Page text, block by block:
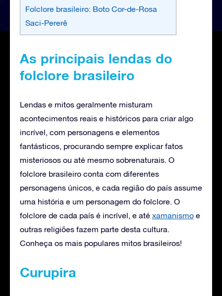
Folclore brasileiro: Boto Cor-de-Rosa
Saci-Pererê
As principais lendas do
folclore brasileiro
Lendas e mitos geralmente misturam
acontecimentos reais e históricos para criar algo
incrível, com personagens e elementos
fantásticos, procurando sempre explicar fatos
misteriosos ou até mesmo sobrenaturais. O
folclore brasileiro conta com diferentes
personagens únicos, e cada região do país assume
uma história e um personagem do folclore. O
folclore de cada país é incrível, e até xamanismo e
outras religiões fazem parte desta cultura.
Conheça os mais populares mitos brasileiros!
Curupira